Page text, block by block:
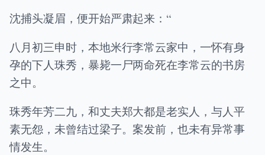
沈捕头凝眉，便开始严肃起来：“
八月初三申时，本地米行李常云家中，一怀有身
孕的下人珠秀，暴毙一尸两命死在李常云的书房
之中。
珠秀年芳二九，和丈夫郑大都是老实人，与人平
素无怨，未曾结过梁子。案发前，也未有异常事
情发生。